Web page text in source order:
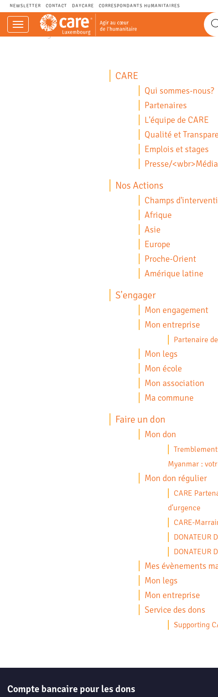
NEWSLETTER CONTACT DAYCARE CORRESPONDANTS HUMANITAIRES
Navigation
einblenden
CARE.LU - Agir au cœur de l’humanitaire. Sommaire
CARE
Qui sommes-nous?
Partenaires
L'équipe de CARE
Qualité et
Emplois et stages
Presse/
Nos Actions
Champs
Afrique
Asie
Europe
Proche-Orient
Amérique latine
S'engager
Mon engagement
Mon entreprise
Partenaire
Mon legs
Mon école
Mon association
Ma commune
Faire un don
Mon don
Myanmar :
Mon don régulier
CARE
d’urgence
CARE-
DONATEUR
DONATEUR
Mes évènements
Mon legs
Mon entreprise
Service des dons
Supporting
Compte bancaire pour les dons